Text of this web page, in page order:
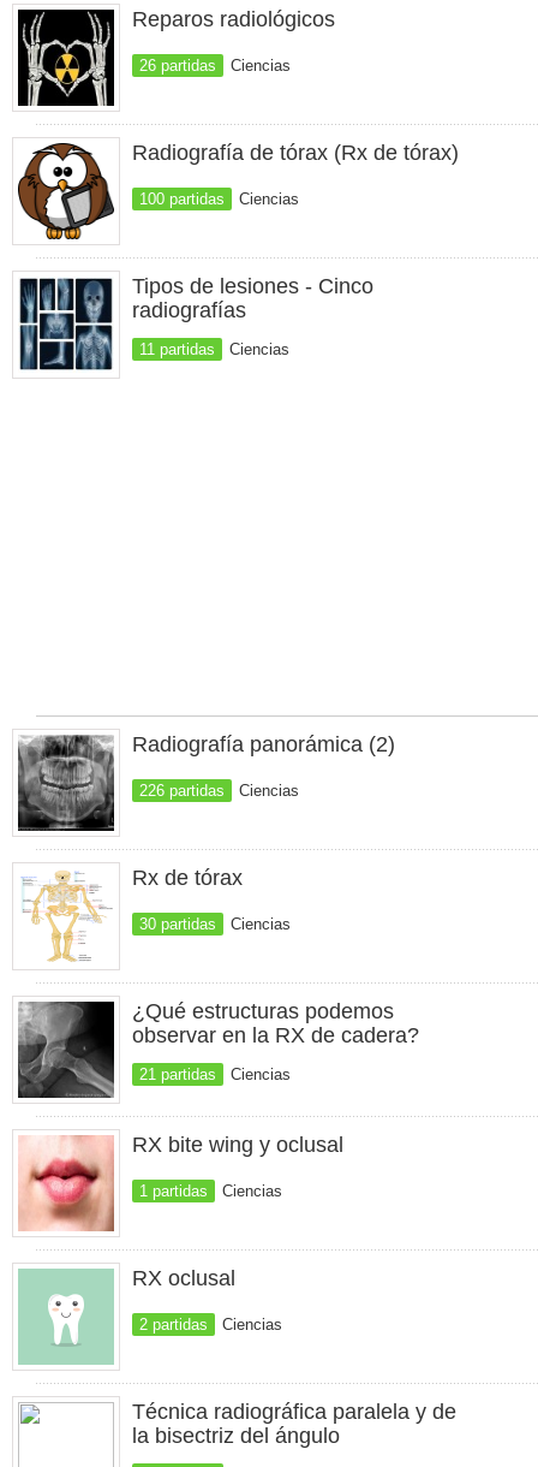
Reparos radiológicos
26 partidas Ciencias
Radiografía de tórax (Rx de tórax)
100 partidas Ciencias
Tipos de lesiones - Cinco
radiografías
11 partidas Ciencias
Radiografía panorámica (2)
226 partidas Ciencias
Rx de tórax
30 partidas Ciencias
¿Qué estructuras podemos
observar en la RX de cadera?
21 partidas Ciencias
RX bite wing y oclusal
1 partidas Ciencias
RX oclusal
2 partidas Ciencias
Técnica radiográfica paralela y de
la bisectriz del ángulo